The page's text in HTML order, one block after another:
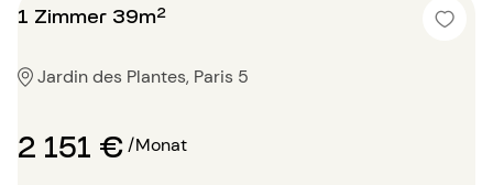
1 Zimmer 39m²
Jardin des Plantes, Paris 5
2 151 €/Monat